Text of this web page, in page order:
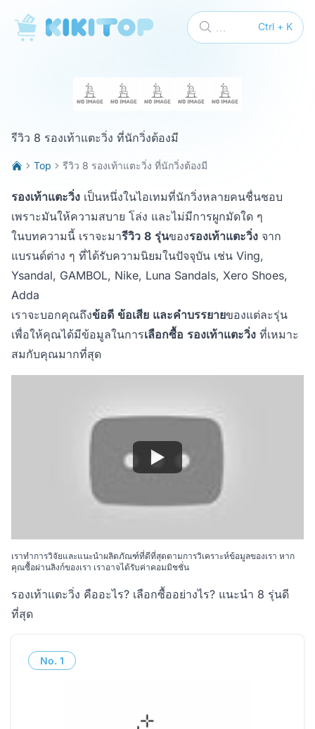
KikiTop Ctrl + K
...
รีวิว 8 รองเท้าแตะวิ่ง ที่นักวิ่งต้องมี
Top รีวิว 8 รองเท้าแตะวิ่ง ที่นักวิ่งต้องมี
รองเท้าแตะวิ่ง เป็นหนึ่งในไอเทมที่นักวิ่งหลายคนชื่นชอบ
เพราะมันให้ความสบาย โล่ง และไม่มีการผูกมัดใด ๆ
ในบทความนี้ เราจะมารีวิว 8 รุ่นของรองเท้าแตะวิ่ง จาก
แบรนด์ต่าง ๆ ที่ได้รับความนิยมในปัจจุบัน เช่น Ving,
Ysandal, GAMBOL, Nike, Luna Sandals, Xero Shoes,
Adda
เราจะบอกคุณถึงข้อดี ข้อเสีย และคำบรรยายของแต่ละรุ่น
เพื่อให้คุณได้มีข้อมูลในการเลือกซื้อ รองเท้าแตะวิ่ง ที่เหมาะ
สมกับคุณมากที่สุด
เราทำการวิจัยและแนะนำผลิตภัณฑ์ที่ดีที่สุดตามการวิเคราะห์ข้อมูลของเรา หาก
คุณซื้อผ่านลิงก์ของเรา เราอาจได้รับค่าคอมมิชชั่น
รองเท้าแตะวิ่ง คืออะไร? เลือกซื้ออย่างไร? แนะนำ 8 รุ่นดี
ที่สุด
No. 1